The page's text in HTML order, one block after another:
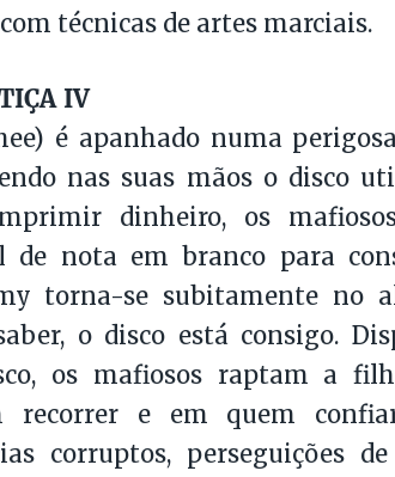
técnicas de artes marciais.
IV
é apanhado numa
nas suas mãos o disco
dinheiro, os
de nota em branco para
torna-se subitamente no
o disco está consigo.
os mafiosos raptam a
recorrer e em quem
corruptos, perseguições